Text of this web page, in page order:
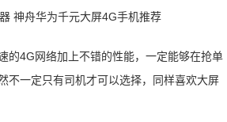
的4G网络加上不错的性能，一定能够在抢单
不一定只有司机才可以选择，同样喜欢大屏